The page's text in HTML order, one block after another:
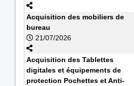
Acquisition des mobiliers de
bureau
21/07/2026
Acquisition des Tablettes
digitales et équipements de
protection Pochettes et Anti-